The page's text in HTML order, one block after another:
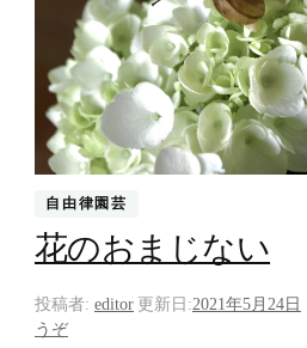
自由律園芸
花のおまじない
投稿者: editor 更新日:2021年5月24日
うぞ(花